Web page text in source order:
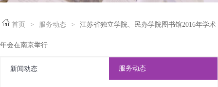
首页 > 服务动态 > 江苏省独立学院、民办学院图书馆2016年学术
年会在南京举行
新闻动态 服务动态